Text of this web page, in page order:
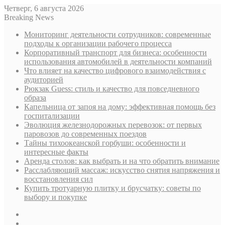
Четверг, 6 августа 2026
Breaking News
Мониторинг деятельности сотрудников: современные
подходы к организации рабочего процесса
Корпоративный транспорт для бизнеса: особенности
использования автомобилей в деятельности компаний
Что влияет на качество цифрового взаимодействия с
аудиторией
Рюкзак Guess: стиль и качество для повседневного
образа
Капельница от запоя на дому: эффективная помощь без
госпитализации
Эволюция железнодорожных перевозок: от первых
паровозов до современных поездов
Тайны тихоокеанской горбуши: особенности и
интересные факты
Аренда столов: как выбрать и на что обратить внимание
Расслабляющий массаж: искусство снятия напряжения и
восстановления сил
Купить тротуарную плитку и брусчатку: советы по
выбору и покупке